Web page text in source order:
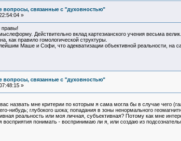
вопросы, связанные с "духовностью"
»
правы!
Действительно вклад картезианского учения весьма
как правило гомологической структуры.
Маше и Софи, что адекватизации объективной реальности, на
вопросы, связанные с "духовностью"
»
назвать мне критерии по которым я сама могла бы в случае чего
нибудь; глубокого шока; попадания в зоны ненормального
реальность или моя личная, субъективная? Потому как мне
понимать - воспринимаю ли я, или создаю из